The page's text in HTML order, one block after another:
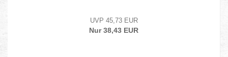
UVP 45,73 EUR
Nur 38,43 EUR